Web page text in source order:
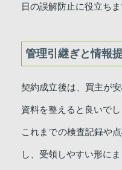
日の誤解防止に役立ちま
管理引継ぎと情報
契約成立後は、買主が
資料を整えると良いでし
これまでの検査記録や
し、受領しやすい形にま